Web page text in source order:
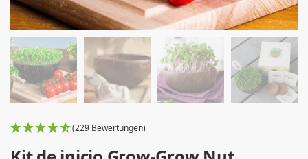
(229 Bewertungen)